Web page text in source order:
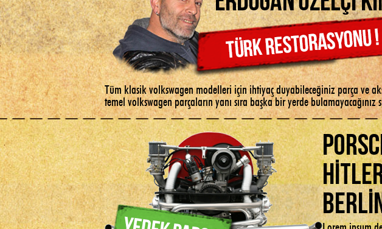
Tüm klasik volkswagen modelleri için ihtiyaç duyabileceğiniz parça ve
temel volkswagen parçaların yanı sıra başka bir yerde
Lorem ipsum